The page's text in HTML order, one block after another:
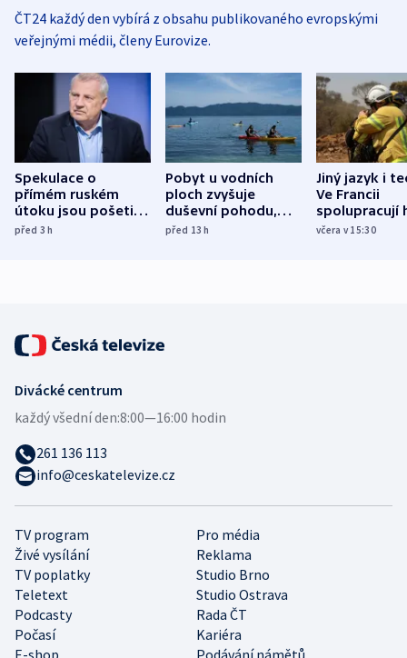
ČT24 každý den vybírá z obsahu publikovaného evropskými
veřejnými médii, členy Eurovize.
Spekulace o
přímém ruském
útoku jsou pošetilé,
míní estonský
před 3h
Pobyt u vodních
ploch zvyšuje
duševní pohodu,
ukázala
před 13h
Jiný jazyk i
Ve Francii
spolupracují
různých zemí
včera v 15:30
TV program
Pro média
Živé vysílání
Reklama
TV poplatky
Studio Brno
Teletext
Studio Ostrava
Podcasty
Rada ČT
Počasí
Kariéra
E-shop
Podávání námětů
Divácké centrum
každý všední den:8:00—16:00 hodin
261 136 113
info@ceskatelevize.cz